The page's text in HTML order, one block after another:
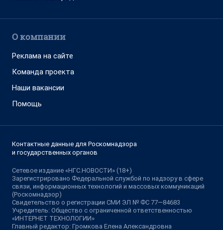
О компании
Реклама на сайте
Команда проекта
Наши вакансии
Помощь
Контактные данные для Роскомнадзора
и государственных органов
Сетевое издание «НГС.НОВОСТИ» (18+)
Зарегистрировано Федеральной службой по надзору в сфере
связи, информационных технологий и массовых коммуникаций
(Роскомнадзор)
Свидетельство о регистрации СМИ ЭЛ № ФС 77—84683
Учредитель: Общество с ограниченной ответственностью
«ИНТЕРНЕТ ТЕХНОЛОГИИ»
Главный редактор: Громкова Елена Александровна